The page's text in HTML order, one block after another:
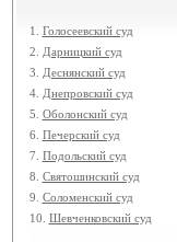
1. Голосеевский суд
2.
Дарницкий суд
3.
Деснянский суд
4. Днепровский суд
5. Оболонский суд
6. Печерский суд
7. Подольский суд
8. Святошинский суд
9. Соломенский суд
10. Шевченковский суд